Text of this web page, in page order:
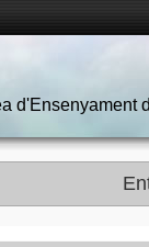
d'Ensenyament